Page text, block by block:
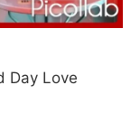
Day Love